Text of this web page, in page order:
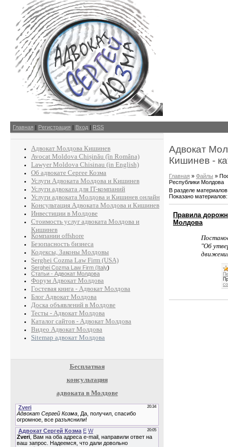
Главная | Регистрация | Вход | RSS
Адвокат Молдова Кишинев
Avocat Moldova Chișinău (în Româna)
Lawyer Moldova Chisinau (in English)
Об адвокате Сергее Козма
Услуги Адвоката Молдова и Кишинев
Услуги адвоката для IT-компаний
Услуги адвоката Молдова и Кишинев онлайн
Консультация Адвоката Молдова и Кишинев
Инвестиции в Молдове
Стоимость услуг адвоката Молдова и
Кишинев
Компании offshore
Безопасность бизнеса
Кодексы, Законы Молдовы
Serghei Cozma Law Firm (USA)
Serghei Cozma Law Firm (Italy)
Статьи - Адвокат Молдова
Форум Адвокат Молдова
Гостевая книга - Адвокат Молдова
Блог Адвокат Молдова
Доска объявлений в Молдове
Тесты - Адвокат Молдова
Каталог сайтов - Адвокат Молдова
Видео Адвокат Молдова
Sitemap адвокат Молдова
Бесплатная
консультация
адвоката в Молдове
Адвокат
Кишинев -
Главная » Файлы »
Республики Молдова
В разделе материалов
Показано материалов
Правила
Молдова
"Об